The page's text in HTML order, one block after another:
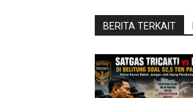
BERITA TERKAIT